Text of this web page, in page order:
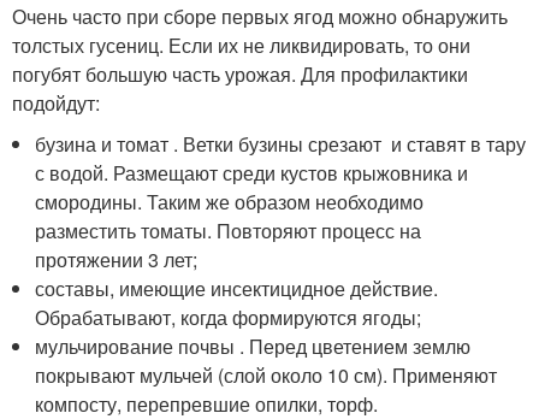
Очень часто при сборе первых ягод можно обнаружить
толстых гусениц. Если их не ликвидировать, то они
погубят большую часть урожая. Для профилактики
подойдут:
бузина и томат . Ветки бузины срезают и ставят в тару
с водой. Размещают среди кустов крыжовника и
смородины. Таким же образом необходимо
разместить томаты. Повторяют процесс на
протяжении 3 лет;
составы, имеющие инсектицидное действие.
Обрабатывают, когда формируются ягоды;
мульчирование почвы . Перед цветением землю
покрывают мульчей (слой около 10 см). Применяют
компосту, перепревшие опилки, торф.